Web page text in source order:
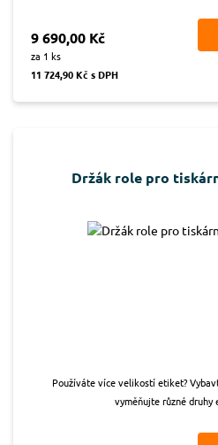
9 690,00 Kč
za 1 ks
11 724,90 Kč s DPH
Držák role pro
Používáte více velikostí etiket?
vyměňujte různé druhy